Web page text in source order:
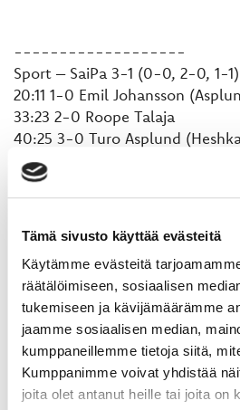
Tämä sivusto käyttää evästeitä
Käytämme evästeitä
räätälöimiseen, sosiaalisen
tukemiseen ja kävijämäärämme
jaamme sosiaalisen median,
kumppaneillemme tietoja siitä,
Kumppanimme voivat yhdistää
joita olet antanut heille tai joita on
-------------------
Sport – SaiPa 3-1 (0-0, 2-0, 1-1)
20:11 1-0 Emil Johansson
33:23 2-0 Roope Talaja
40:25 3-0 Turo Asplund
59:00 3-1 Oliver Okuliar
Jäähyt
SaiPa 4 x 2 min
Torjunnat
Niko Hovinen, Sport 7 + 5 + 4 =
Niclas Westerholm, SaiPa 10 +